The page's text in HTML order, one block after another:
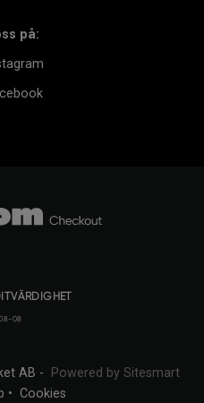
på:
AB -
Powered by Sitesmart
• Cookies